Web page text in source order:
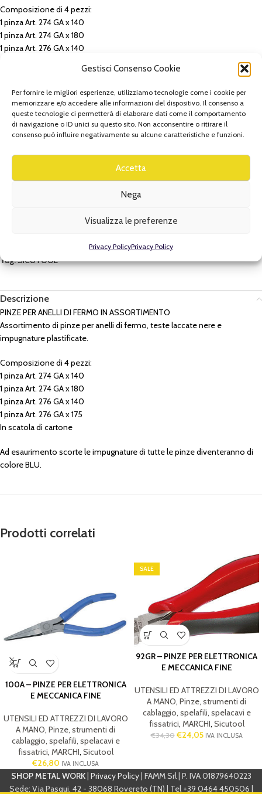
Gestisci Consenso Cookie
Per fornire le migliori esperienze, utilizziamo tecnologie come i cookie per
memorizzare e/o accedere alle informazioni del dispositivo. Il consenso a
queste tecnologie ci permetterà di elaborare dati come il comportamento
di navigazione o ID unici su questo sito. Non acconsentire o ritirare il
consenso può influire negativamente su alcune caratteristiche e funzioni.
Accetta
Nega
Visualizza le preferenze
Privacy PolicyPrivacy Policy
Composizione di 4 pezzi:
1 pinza Art. 274 GA x 140
1 pinza Art. 274 GA x 180
1 pinza Art. 276 GA x 140
Ad esaurimento scorte le impugnature di tutte le pinze diventeranno di
colore BLU.
AGGIUNGI AL CARRELLO
ASSORTIMENTO UTENSILI, MARCHI, Pinze, strumenti di
ATTREZZI DI LAVORO A MANO
Tag:SICUTOOL
Descrizione
PINZE PER ANELLI DI FERMO IN ASSORTIMENTO
Assortimento di pinze per anelli di fermo, teste laccate nere e
impugnature plastificate.
Composizione di 4 pezzi:
1 pinza Art. 274 GA x 140
1 pinza Art. 274 GA x 180
1 pinza Art. 276 GA x 140
1 pinza Art. 276 GA x 175
In scatola di cartone
Ad esaurimento scorte le impugnature di tutte le pinze diventeranno di
colore BLU.
Prodotti correlati
100A – PINZE PER ELETTRONICA
E MECCANICA FINE
UTENSILI ED ATTREZZI DI LAVORO
A MANO, Pinze, strumenti di
cablaggio, spelafili, spelacavi e
fissatrici, MARCHI, Sicutool
€26,80 IVA INCLUSA
SALE
92GR – PINZE PER ELETTRONICA
E MECCANICA FINE
UTENSILI ED ATTREZZI DI LAVORO
A MANO, Pinze, strumenti di
cablaggio, spelafili, spelacavi e
fissatrici, MARCHI, Sicutool
€34,30 €24,05 IVA INCLUSA
SHOP METAL WORK| Privacy Policy| FAMM Srl | P. IVA 01879640223
Sede: Via Pasqui, 42 - 38068 Rovereto (TN) | Tel +39 0464 450506 |